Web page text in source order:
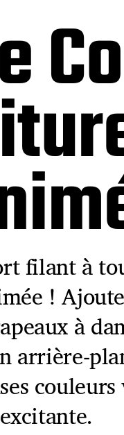
filant à
!
à
arrière-